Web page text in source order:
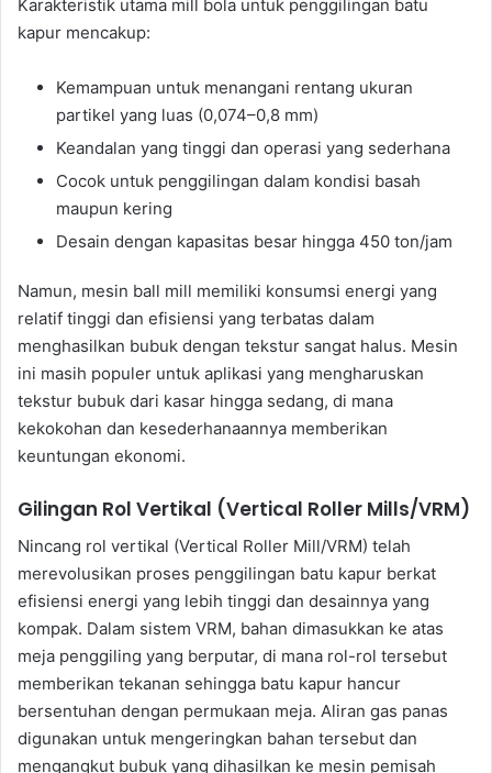
Karakteristik utama mill bola untuk penggilingan batu
kapur mencakup:
Kemampuan untuk menangani rentang ukuran
partikel yang luas (0,074–0,8 mm)
Keandalan yang tinggi dan operasi yang sederhana
Cocok untuk penggilingan dalam kondisi basah
maupun kering
Desain dengan kapasitas besar hingga 450 ton/jam
Namun, mesin ball mill memiliki konsumsi energi yang
relatif tinggi dan efisiensi yang terbatas dalam
menghasilkan bubuk dengan tekstur sangat halus. Mesin
ini masih populer untuk aplikasi yang mengharuskan
tekstur bubuk dari kasar hingga sedang, di mana
kekokohan dan kesederhanaannya memberikan
keuntungan ekonomi.
Gilingan Rol Vertikal (Vertical Roller Mills/VRM)
Nincang rol vertikal (Vertical Roller Mill/VRM) telah
merevolusikan proses penggilingan batu kapur berkat
efisiensi energi yang lebih tinggi dan desainnya yang
kompak. Dalam sistem VRM, bahan dimasukkan ke atas
meja penggiling yang berputar, di mana rol-rol tersebut
memberikan tekanan sehingga batu kapur hancur
bersentuhan dengan permukaan meja. Aliran gas panas
digunakan untuk mengeringkan bahan tersebut dan
mengangkut bubuk yang dihasilkan ke mesin pemisah